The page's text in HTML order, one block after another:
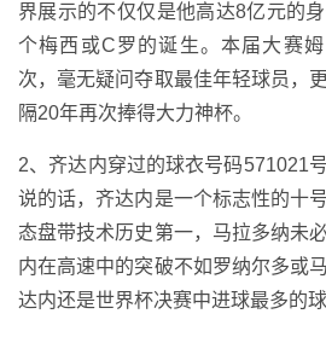
界展示的不仅仅是他高达8亿元的
个梅西或C罗的诞生。本届大赛
次，毫无疑问夺取最佳年轻球员，
隔20年再次捧得大力神杯。
2、齐达内穿过的球衣号码571021
说的话，齐达内是一个标志性的十
态盘带技术历史第一，马拉多纳未
内在高速中的突破不如罗纳尔多或
达内还是世界杯决赛中进球最多的